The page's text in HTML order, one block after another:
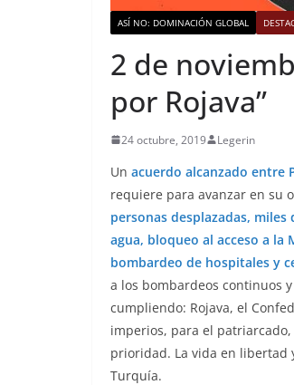
ASÍ NO: DOMINACIÓN GLOBAL
2 de
por Rojava”
24 octubre, 2019 Legerin
Un acuerdo alcanzado entre
requiere para avanzar en su
personas desplazadas,
agua, bloqueo al acceso a
bombardeo de hospitales y
a los bombardeos continuos
cumpliendo: Rojava, el
imperios, para el
prioridad. La vida en libertad
Turquía.